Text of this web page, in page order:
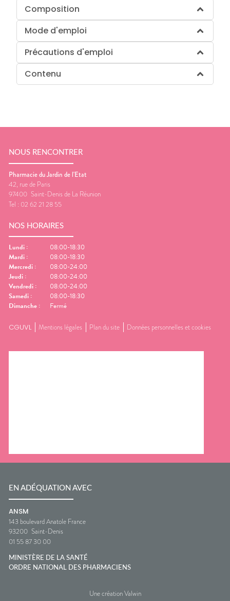
Composition
Mode d'emploi
Précautions d'emploi
Contenu
NOUS RENCONTRER
Pharmacie du Jardin de l'Etat
42, rue de Paris
97400 Saint-Denis de La Réunion
Tel : 02 62 21 28 55
NOS HORAIRES
Lundi :
08:00-18:30
Mardi :
08:00-18:30
Mercredi :
08:00-24:00
Jeudi :
08:00-24:00
Vendredi :
08:00-24:00
Samedi :
08:00-18:30
Dimanche : Fermé
CGUVL Mentions légales Plan du site Données personnelles et cookies
EN ADÉQUATION AVEC
ANSM
143 boulevard Anatole France
93200 Saint-Denis
01 55 87 30 00
MINISTÈRE DE LA SANTÉ
ORDRE NATIONAL DES PHARMACIENS
Une création Valwin